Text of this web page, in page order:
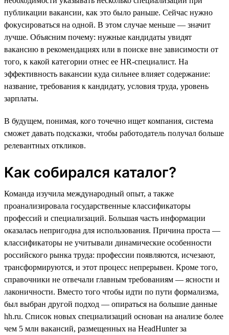
публикации вакансии, как это было раньше. Сейчас нужно
фокусироваться на одной. В этом случае меньше — значит
лучше. Объясним почему: нужные кандидаты увидят
вакансию в рекомендациях или в поиске вне зависимости от
того, к какой категории отнес ее HR-специалист. На
эффективность вакансии куда сильнее влияет содержание:
название, требования к кандидату, условия труда, уровень
зарплаты.
В будущем, понимая, кого точечно ищет компания, система
сможет давать подсказки, чтобы работодатель получал больше
релевантных откликов.
Как собирался каталог?
Команда изучила международный опыт, а также
проанализировала государственные классификаторы
профессий и специализаций. Большая часть информации
оказалась непригодна для использования. Причина проста —
классификаторы не учитывали динамические особенности
российского рынка труда: профессии появляются, исчезают,
трансформируются, и этот процесс непрерывен. Кроме того,
справочники не отвечали главным требованиям — ясности и
лаконичности. Вместо того чтобы идти по пути формализма,
был выбран другой подход — опираться на большие данные
hh.ru. Список новых специализаций основан на анализе более
чем 5 млн вакансий, размещенных на HeadHunter за